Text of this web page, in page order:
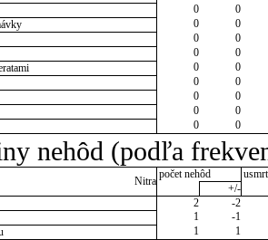
0
0
0
0
0
0
0
0
0
0
0
0
0
0
0
0
0 0
nehôd (podľa
Nitra
počet nehôd
+/-
2
-2
1
-1
1 1